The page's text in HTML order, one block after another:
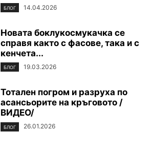
БЛОГ 14.04.2026
Новата боклукосмукачка се
справя както с фасове, така и с
кенчета...
БЛОГ 19.03.2026
Тотален погром и разруха по
асансьорите на кръговото /
ВИДЕО/
БЛОГ 26.01.2026